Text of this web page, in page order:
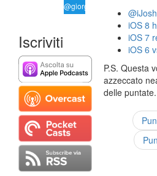
@giorgio__vit
Iscriviti
iOS 8
iOS 7
iOS 6
P.S. Questa
azzeccato
delle puntate.